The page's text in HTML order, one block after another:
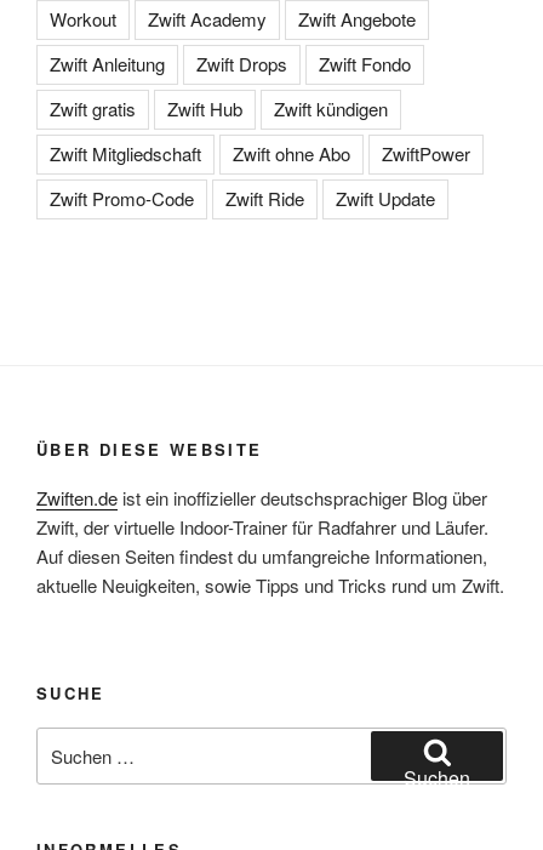
Workout
Zwift Academy
Zwift Angebote
Zwift Anleitung
Zwift Drops
Zwift Fondo
Zwift gratis
Zwift Hub
Zwift kündigen
Zwift Mitgliedschaft
Zwift ohne Abo
ZwiftPower
Zwift Promo-Code
Zwift Ride Zwift Update
ÜBER DIESE WEBSITE
Zwiften.de ist ein inoffizieller deutschsprachiger Blog über
Zwift, der virtuelle Indoor-Trainer für Radfahrer und Läufer.
Auf diesen Seiten findest du umfangreiche Informationen,
aktuelle Neuigkeiten, sowie Tipps und Tricks rund um Zwift.
SUCHE
nach:
Suchen